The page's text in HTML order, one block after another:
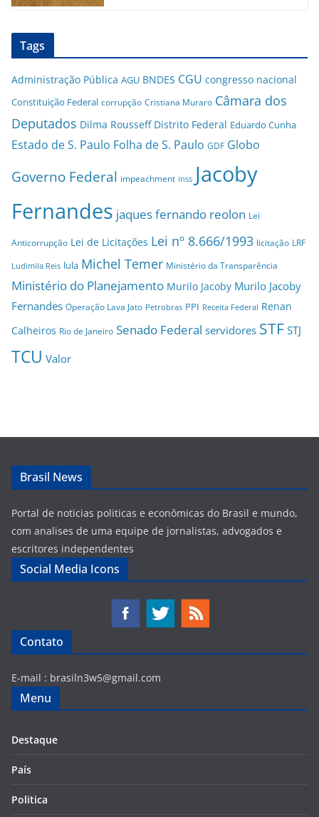
Tags
Administração Pública AGU BNDES CGU congresso nacional
Constituição Federal corrupção Cristiana Muraro Câmara dos
Deputados Dilma Rousseff Distrito Federal Eduardo Cunha
Estado de S. Paulo Folha de S. Paulo GDF Globo
Governo Federal impeachment inss Jacoby
Fernandes jaques fernando reolon Lei
Anticorrupção Lei de Licitações Lei nº 8.666/1993 licitação LRF
Ludimila Reis lula Michel Temer Ministério da Transparência
Ministério do Planejamento Murilo Jacoby Murilo Jacoby
Fernandes Operação Lava Jato Petrobras PPI Receita Federal Renan
Calheiros Rio de Janeiro Senado Federal servidores STF STJ
TCU Valor
Brasil News
Portal de noticias politicas e econômicas do Brasil e mundo,
com analises de uma equipe de jornalistas, advogados e
escritores independentes
Social Media Icons
Contato
E-mail : brasiln3w5@gmail.com
Menu
Destaque
País
Politica